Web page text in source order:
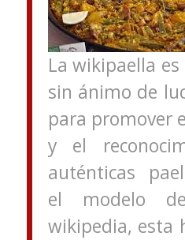
La wikipaella
sin ánimo de
para promover
y el
auténticas
el modelo
wikipedia, esta